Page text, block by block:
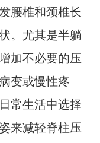
腰椎和颈椎长
。尤其是半躺
加不必要的压
变或慢性疼
常生活中选择
来减轻脊柱压